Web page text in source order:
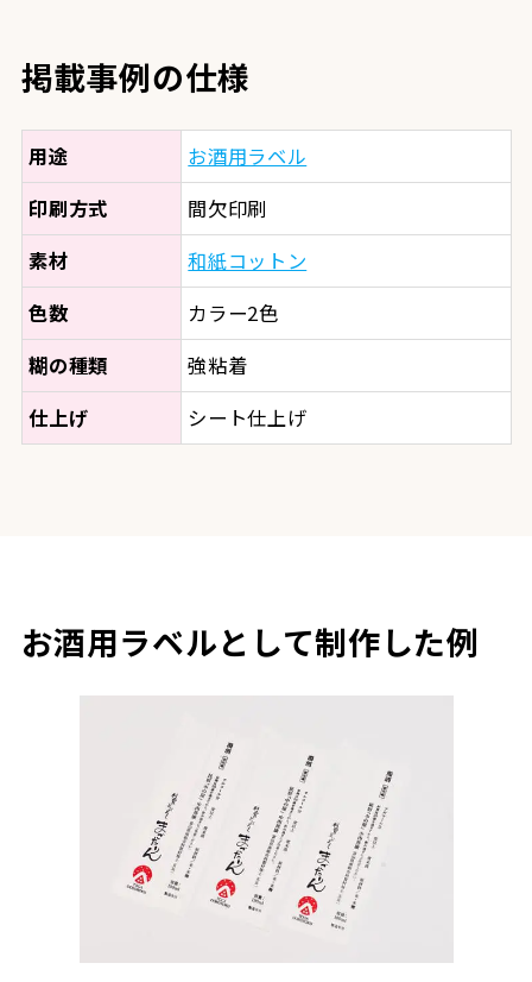
掲載事例の仕様
用途
お酒用ラベル
印刷方式
間欠印刷
素材
和紙コットン
色数
カラー2色
糊の種類
強粘着
仕上げ
シート仕上げ
お酒用ラベルとして制作した例